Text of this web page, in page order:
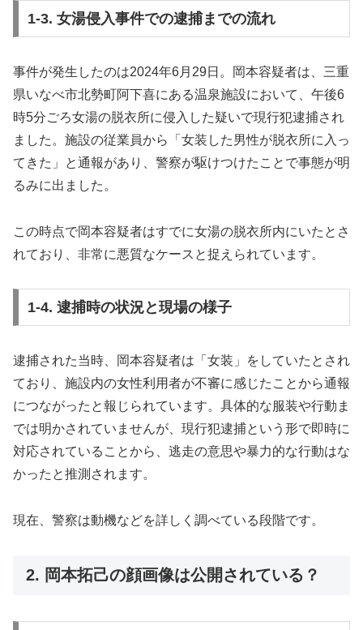
1-3. 女湯侵入事件での逮捕までの流れ
事件が発生したのは2024年6月29日。岡本容疑者は、三重
県いなべ市北勢町阿下喜にある温泉施設において、午後6
時5分ごろ女湯の脱衣所に侵入した疑いで現行犯逮捕され
ました。施設の従業員から「女装した男性が脱衣所に入っ
てきた」と通報があり、警察が駆けつけたことで事態が明
るみに出ました。
この時点で岡本容疑者はすでに女湯の脱衣所内にいたとさ
れており、非常に悪質なケースと捉えられています。
1-4. 逮捕時の状況と現場の様子
逮捕された当時、岡本容疑者は「女装」をしていたとされ
ており、施設内の女性利用者が不審に感じたことから通報
につながったと報じられています。具体的な服装や行動ま
では明かされていませんが、現行犯逮捕という形で即時に
対応されていることから、逃走の意思や暴力的な行動はな
かったと推測されます。
現在、警察は動機などを詳しく調べている段階です。
2. 岡本拓己の顔画像は公開されている？